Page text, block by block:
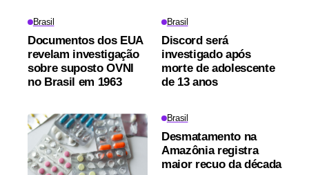
Brasil
Documentos dos EUA
revelam investigação
sobre suposto OVNI
no Brasil em 1963
Brasil
Discord será
investigado após
morte de adolescente
de 13 anos
Brasil
Desmatamento na
Amazônia registra
maior recuo da década